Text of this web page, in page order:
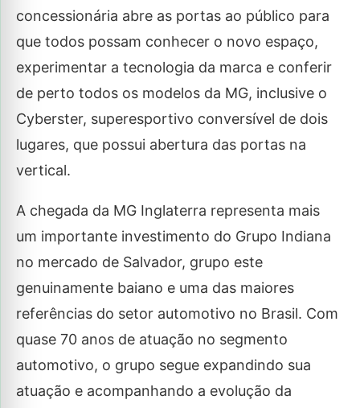
concessionária abre as portas ao público para
que todos possam conhecer o novo espaço,
experimentar a tecnologia da marca e conferir
de perto todos os modelos da MG, inclusive o
Cyberster, superesportivo conversível de dois
lugares, que possui abertura das portas na
vertical.
A chegada da MG Inglaterra representa mais
um importante investimento do Grupo Indiana
no mercado de Salvador, grupo este
genuinamente baiano e uma das maiores
referências do setor automotivo no Brasil. Com
quase 70 anos de atuação no segmento
automotivo, o grupo segue expandindo sua
atuação e acompanhando a evolução da